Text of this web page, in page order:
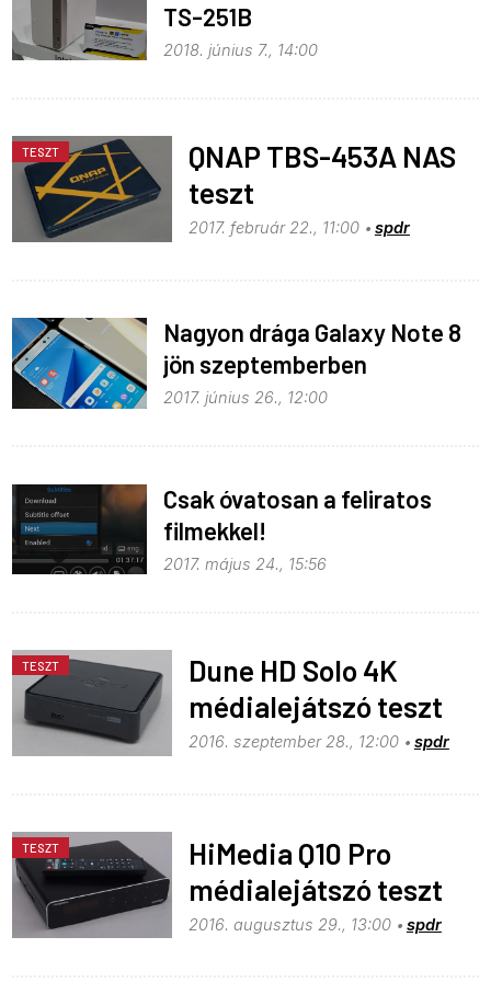
TS-251B
2018. június 7., 14:00
TESZT
QNAP TBS-453A NAS
teszt
2017. február 22., 11:00 spdr
Nagyon drága Galaxy Note 8
jön szeptemberben
2017. június 26., 12:00
Csak óvatosan a feliratos
filmekkel!
2017. május 24., 15:56
TESZT
Dune HD Solo 4K
médialejátszó teszt
2016. szeptember 28., 12:00 spdr
TESZT
HiMedia Q10 Pro
médialejátszó teszt
2016. augusztus 29., 13:00 spdr